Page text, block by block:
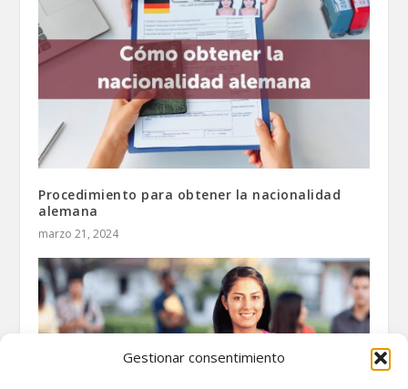
Gestionar consentimiento
Procedimiento para obtener la nacionalidad
alemana
marzo 21, 2024